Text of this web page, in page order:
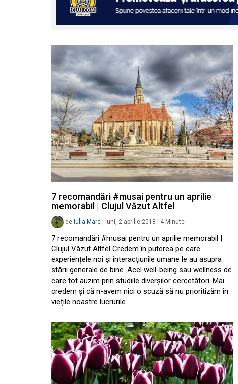
7 recomandări #musai pentru un aprilie
memorabil | Clujul Văzut Altfel
de Iulia Marc luni, 2 aprilie 2018 4 Minute
7 recomandări #musai pentru un aprilie memorabil |
Clujul Văzut Altfel Credem în puterea pe care
experiențele noi și interacțiunile umane le au asupra
stării generale de bine. Acel well-being sau wellness de
care tot auzim prin studiile diverșilor cercetători. Mai
credem și că n-avem nici o scuză să nu prioritizăm în
viețile noastre lucrurile…